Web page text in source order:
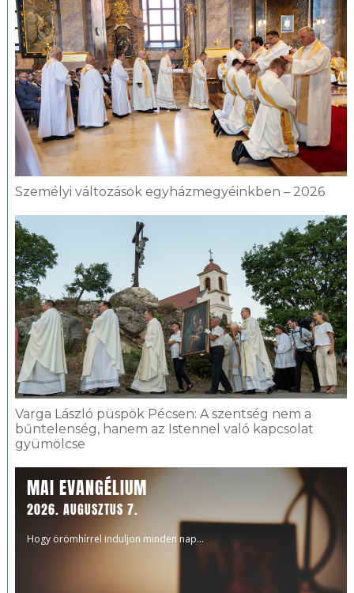
Személyi változások egyházmegyéinkben – 2026
Varga László püspök Pécsen: A szentség nem a
bűntelenség, hanem az Istennel való kapcsolat
gyümölcse
MAI EVANGÉLIUM
2026. AUGUSZTUS 7.
Hogy örömhírrel induljon minden nap...